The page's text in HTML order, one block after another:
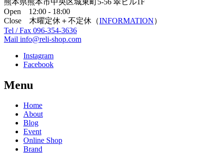
Open 12:00 - 18:00
Close 木曜定休＋不定休（INFORMATION）
Tel / Fax 096-354-3636
Mail info@reli-shop.com
Instagram
Facebook
Menu
Home
About
Blog
Event
Online Shop
Brand